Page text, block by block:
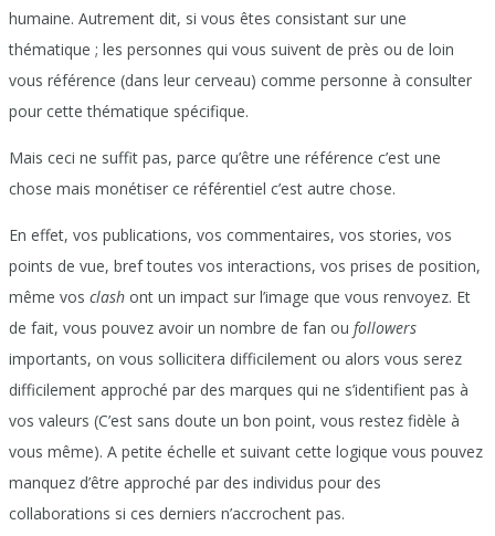
humaine. Autrement dit, si vous êtes consistant sur une
thématique ; les personnes qui vous suivent de près ou de loin
vous référence (dans leur cerveau) comme personne à consulter
pour cette thématique spécifique.
Mais ceci ne suffit pas, parce qu’être une référence c’est une
chose mais monétiser ce référentiel c’est autre chose.
En effet, vos publications, vos commentaires, vos stories, vos
points de vue, bref toutes vos interactions, vos prises de position,
même vos clash ont un impact sur l’image que vous renvoyez. Et
de fait, vous pouvez avoir un nombre de fan ou followers
importants, on vous sollicitera difficilement ou alors vous serez
difficilement approché par des marques qui ne s’identifient pas à
vos valeurs (C’est sans doute un bon point, vous restez fidèle à
vous même). A petite échelle et suivant cette logique vous pouvez
manquez d’être approché par des individus pour des
collaborations si ces derniers n’accrochent pas.